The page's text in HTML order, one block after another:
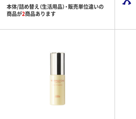
本体/詰め替え（生活用品）・販売単位違いの
商品が2商品あります